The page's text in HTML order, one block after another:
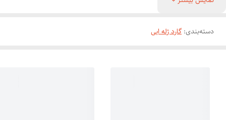
دسته‌بندی: گارد ژله ایی